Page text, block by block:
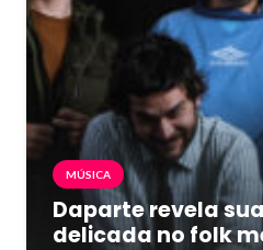
MÚSICA
Daparte revela
delicada no folk